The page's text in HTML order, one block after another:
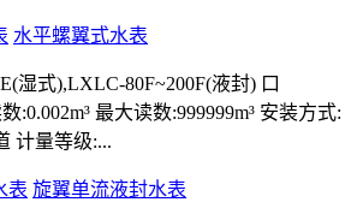
水平螺翼式水表
湿式),LXLC-80F~200F(液封) 口
:0.002m³ 最大读数:999999m³ 安装方式:
计量等级:...
旋翼单流液封水表